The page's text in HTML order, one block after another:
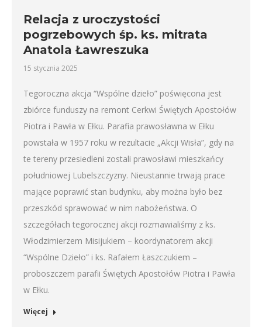
Relacja z uroczystości
pogrzebowych śp. ks. mitrata
Anatola Ławreszuka
15 stycznia 2025
Tegoroczna akcja “Wspólne dzieło” poświęcona jest
zbiórce funduszy na remont Cerkwi Świętych Apostołów
Piotra i Pawła w Ełku. Parafia prawosławna w Ełku
powstała w 1957 roku w rezultacie „Akcji Wisła”, gdy na
te tereny przesiedleni zostali prawosławi mieszkańcy
południowej Lubelszczyzny. Nieustannie trwają prace
mające poprawić stan budynku, aby można było bez
przeszkód sprawować w nim nabożeństwa. O
szczegółach tegorocznej akcji rozmawialiśmy z ks.
Włodzimierzem Misijukiem – koordynatorem akcji
“Wspólne Dzieło” i ks. Rafałem Łaszczukiem –
proboszczem parafii Świętych Apostołów Piotra i Pawła
w Ełku.
Więcej